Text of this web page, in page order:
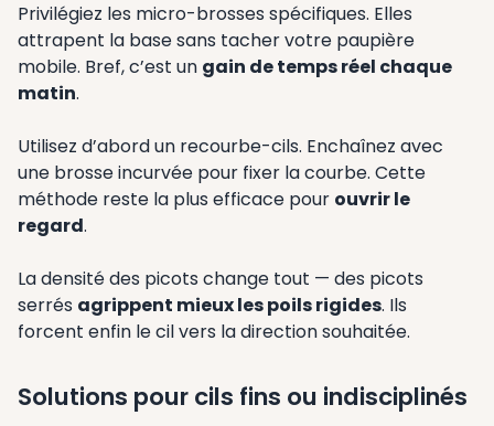
Privilégiez les micro-brosses spécifiques. Elles
attrapent la base sans tacher votre paupière
mobile. Bref, c’est un gain de temps réel chaque
matin.
Utilisez d’abord un recourbe-cils. Enchaînez avec
une brosse incurvée pour fixer la courbe. Cette
méthode reste la plus efficace pour ouvrir le
regard.
La densité des picots change tout — des picots
serrés agrippent mieux les poils rigides. Ils
forcent enfin le cil vers la direction souhaitée.
Solutions pour cils fins ou indisciplinés